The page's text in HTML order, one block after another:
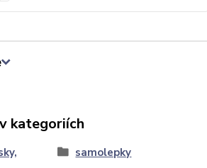
kategoriích
samolepky